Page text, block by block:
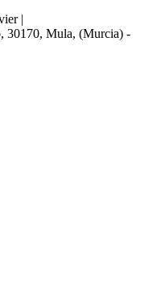
|
30170, Mula, (Murcia) -